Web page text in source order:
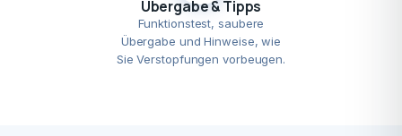
Übergabe & Tipps
Funktionstest, saubere
Übergabe und Hinweise, wie
Sie Verstopfungen vorbeugen.